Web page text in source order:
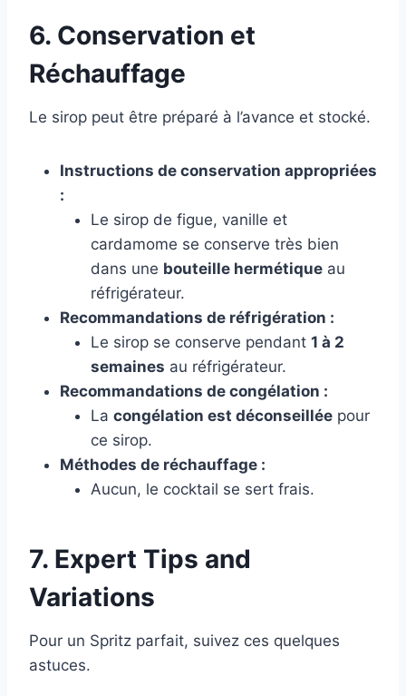
6. Conservation et
Réchauffage
Le sirop peut être préparé à l’avance et stocké.
Instructions de conservation appropriées
:
Le sirop de figue, vanille et
cardamome se conserve très bien
dans une bouteille hermétique au
réfrigérateur.
Recommandations de réfrigération :
Le sirop se conserve pendant 1 à 2
semaines au réfrigérateur.
Recommandations de congélation :
La congélation est déconseillée pour
ce sirop.
Méthodes de réchauffage :
Aucun, le cocktail se sert frais.
7. Expert Tips and
Variations
Pour un Spritz parfait, suivez ces quelques
astuces.